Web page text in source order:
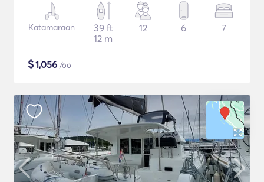
Katamaraan
39 ft
12 m
12 6 7
$1,056 /öö